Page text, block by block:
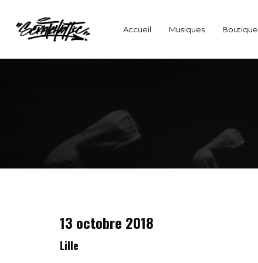
Accueil Musiques Boutique
13 octobre 2018
Lille